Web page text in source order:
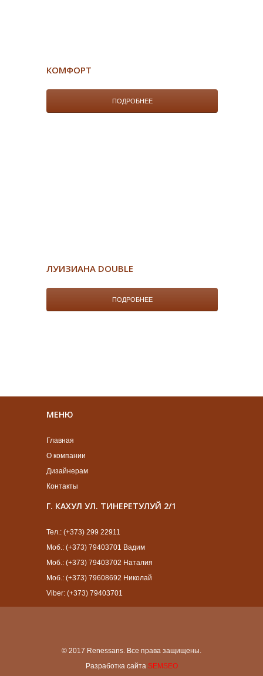
КОМФОРТ
ПОДРОБНЕЕ
ЛУИЗИАНА DOUBLE
ПОДРОБНЕЕ
МЕНЮ
Главная
О компании
Дизайнерам
Контакты
Г. КАХУЛ УЛ. ТИНЕРЕТУЛУЙ 2/1
Тел.: (+373) 299 22911
Моб.: (+373) 79403701 Вадим
Моб.: (+373) 79403702 Наталия
Моб.: (+373) 79608692 Николай
Viber: (+373) 79403701
© 2017 Renessans. Все права защищены.
Разработка сайта SEMSEO